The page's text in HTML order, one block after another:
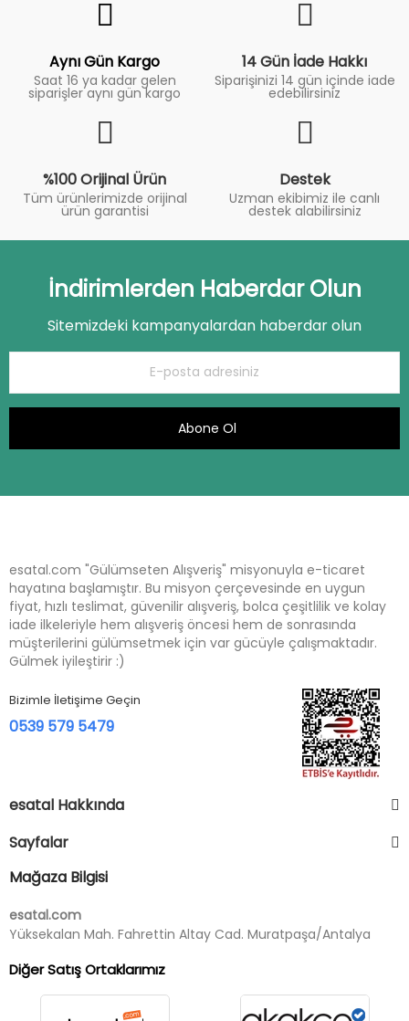
Aynı Gün Kargo
Saat 16 ya kadar gelen
siparişler aynı gün kargo
14 Gün İade Hakkı
Siparişinizi 14 gün içinde iade
edebilirsiniz
%100 Orijinal Ürün
Tüm ürünlerimizde orijinal
ürün garantisi
Destek
Uzman ekibimiz ile canlı
destek alabilirsiniz
İndirimlerden Haberdar Olun
Sitemizdeki kampanyalardan haberdar olun
Abone Ol
esatal.com "Gülümseten Alışveriş" misyonuyla e-ticaret
hayatına başlamıştır. Bu misyon çerçevesinde en uygun
fiyat, hızlı teslimat, güvenilir alışveriş, bolca çeşitlilik ve kolay
iade ilkeleriyle hem alışveriş öncesi hem de sonrasında
müşterilerini gülümsetmek için var gücüyle çalışmaktadır.
Gülmek iyileştirir :)
Bizimle İletişime Geçin
0539 579 5479
esatal Hakkında
Sayfalar
Mağaza Bilgisi
esatal.com
Yüksekalan Mah. Fahrettin Altay Cad. Muratpaşa/Antalya
Diğer Satış Ortaklarımız